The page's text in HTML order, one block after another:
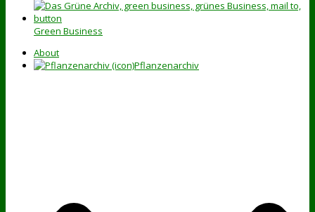
Green Business
About
Pflanzenarchiv